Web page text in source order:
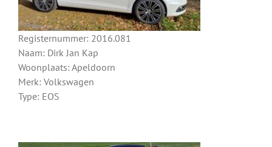
Registernummer: 2016.081
Naam: Dirk Jan Kap
Woonplaats: Apeldoorn
Merk: Volkswagen
Type: EOS